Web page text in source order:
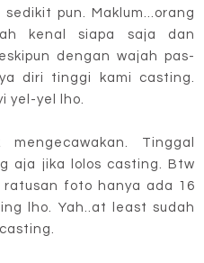
pun. Maklum...orang
kenal siapa saja dan
dengan wajah pas-
diri tinggi kami casting.
yel-yel lho.
Tinggal
aja jika lolos casting. Btw
foto hanya ada 16
lho. Yah..at least sudah